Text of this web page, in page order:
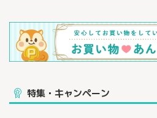
特集・キャンペーン